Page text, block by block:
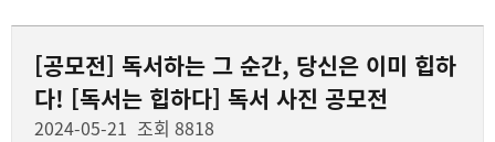
[공모전] 독서하는 그 순간, 당신은 이미 힙하
다! [독서는 힙하다] 독서 사진 공모전
2024-05-21 조회 8818